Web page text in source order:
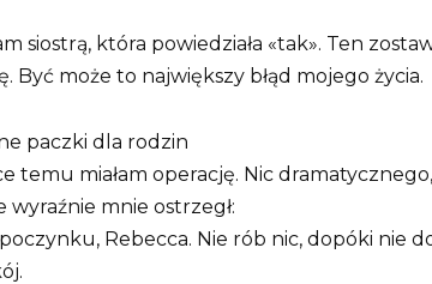
siostrą, która powiedziała «tak». Ten
Być może to największy błąd mojego życia.
paczki dla rodzin
temu miałam operację. Nic
wyraźnie mnie ostrzegł:
Rebecca. Nie rób nic, dopóki nie